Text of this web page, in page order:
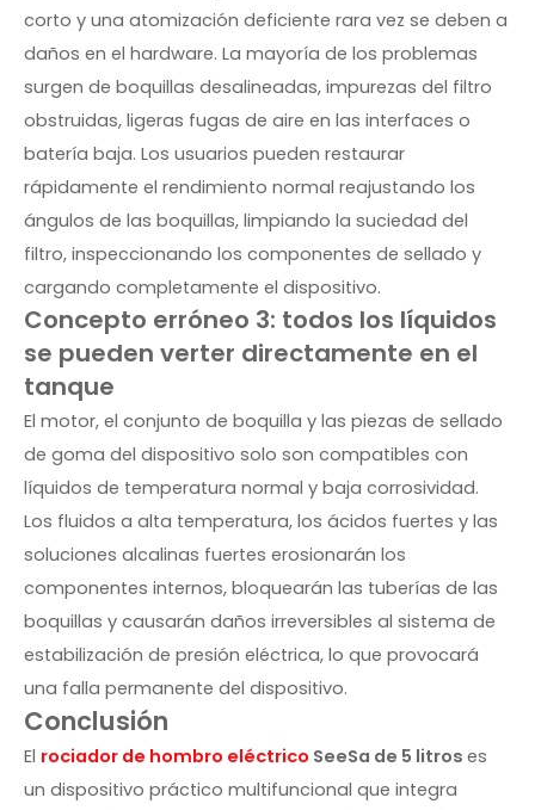
corto y una atomización deficiente rara vez se deben a
daños en el hardware. La mayoría de los problemas
surgen de boquillas desalineadas, impurezas del filtro
obstruidas, ligeras fugas de aire en las interfaces o
batería baja. Los usuarios pueden restaurar
rápidamente el rendimiento normal reajustando los
ángulos de las boquillas, limpiando la suciedad del
filtro, inspeccionando los componentes de sellado y
cargando completamente el dispositivo.
Concepto erróneo 3: todos los líquidos
se pueden verter directamente en el
tanque
El motor, el conjunto de boquilla y las piezas de sellado
de goma del dispositivo solo son compatibles con
líquidos de temperatura normal y baja corrosividad.
Los fluidos a alta temperatura, los ácidos fuertes y las
soluciones alcalinas fuertes erosionarán los
componentes internos, bloquearán las tuberías de las
boquillas y causarán daños irreversibles al sistema de
estabilización de presión eléctrica, lo que provocará
una falla permanente del dispositivo.
Conclusión
El rociador de hombro eléctrico SeeSa de 5 litros es
un dispositivo práctico multifuncional que integra